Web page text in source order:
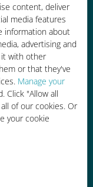
content, deliver
media features
information about
advertising and
it with other
or that they've
Manage your
Click "Allow all
of our cookies. Or
your cookie
e-mail
o
de
200